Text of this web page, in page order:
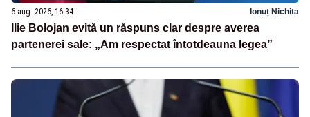
6 aug. 2026, 16:34 Ionuț Nichita
Ilie Bolojan evită un răspuns clar despre averea
partenerei sale: „Am respectat întotdeauna legea”